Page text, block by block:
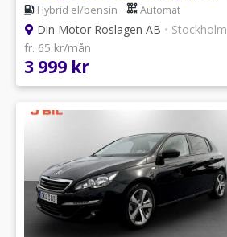
Hybrid el/bensin Automat
Din Motor Roslagen AB • Stockholm
fr. 65 kr/mån
3 999 kr